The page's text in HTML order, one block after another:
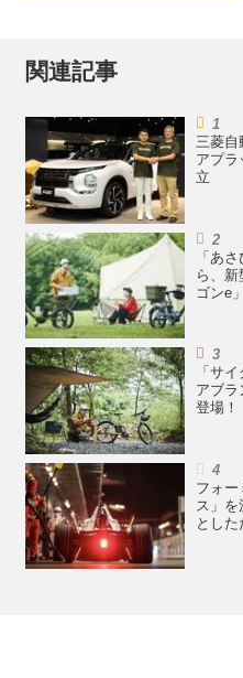
関連記事
三菱自
アプラ
立
「あ
ら、新
ゴンe
「サ
アブラ
登場！
フォー
ス」を
とし